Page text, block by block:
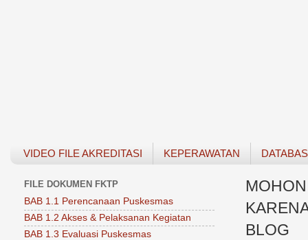
VIDEO FILE AKREDITASI KEPERAWATAN
BLOG
FILE DOKUMEN FKTP
BAB 1.1 Perencanaan Puskesmas
BAB 1.2 Akses & Pelaksanan Kegiatan
BAB 1.3 Evaluasi Puskesmas